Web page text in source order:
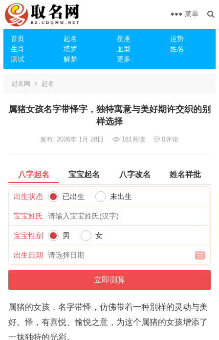
首页 起名 星座
运势
生肖
塔罗 血型
姓名
测试
解梦 更多
菜单
起名网 起名
属猪女孩名字带怿字，独特寓意与美好期许交织的别
样选择
发布: 2026年 1月 28日 181阅读 0评论
八字起名 宝宝起名 八字改名 姓名祥批
出生状态 已出生 未出生
宝宝姓氏
宝宝性别 男 女
出生日期
属猪的女孩，名字带怿，仿佛带着一种别样的灵动与美
好。怿，有喜悦、愉悦之意，为这个属猪的女孩增添了
一抹独特的光彩。